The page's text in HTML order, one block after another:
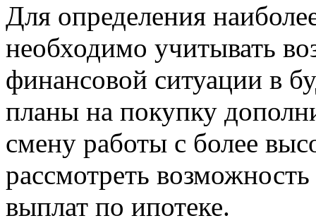
Для определения
необходимо учитывать
финансовой ситуации в
планы на покупку
смену работы с более
рассмотреть
выплат по ипотеке.